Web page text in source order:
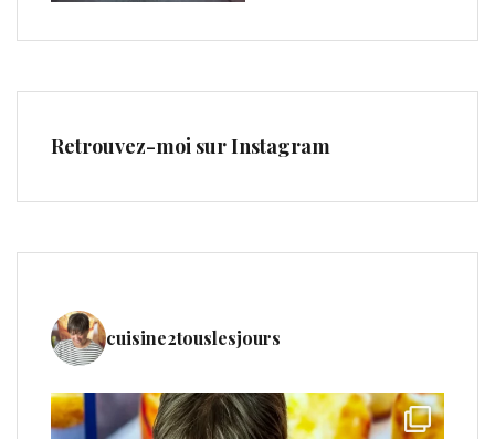
Retrouvez-moi sur Instagram
cuisine2touslesjours